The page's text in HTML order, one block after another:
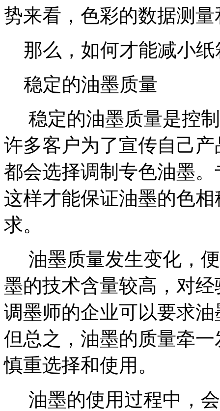
势来看，色彩的数据测
那么，如何才能减小纸
稳定的油墨质量
稳定的油墨质量是控
许多客户为了宣传自己
都会选择调制专色油墨
这样才能保证油墨的色
求。
油墨质量发生变化，便
墨的技术含量较高，对
调墨师的企业可以要求
但总之，油墨的质量牵
慎重选择和使用。
油墨的使用过程中，